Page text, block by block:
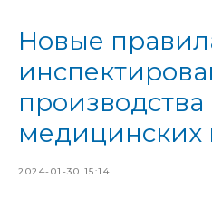
Получить
Новые
производства
медицинских
2024-01-30 15:14